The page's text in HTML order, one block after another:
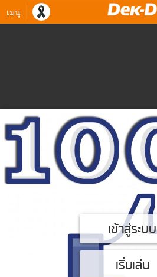
เมนู
เข้าสู่ระบบ
เริ่มเล่น